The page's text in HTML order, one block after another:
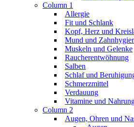
Column 1
Allergie
Fit und Schlank
Kopf, Herz und
Mund und
Muskeln und Gelenke
Raucherentwöhnung
Salben
Schlaf und
Schmerzmittel
Verdauung
Vitamine und
Column 2
Augen, Ohren und